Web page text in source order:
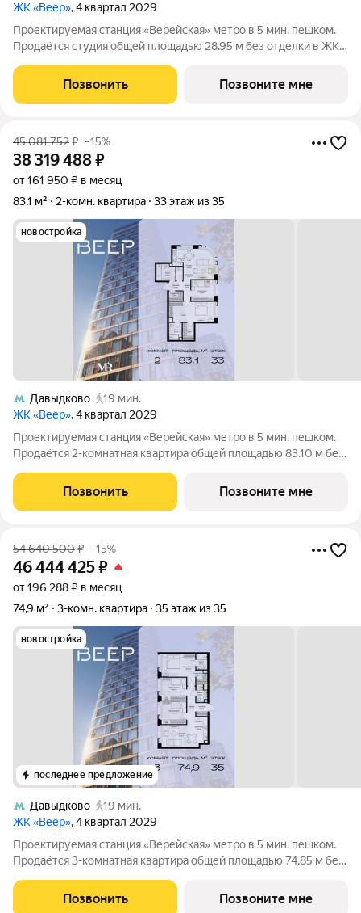
ЖК «Веер», 4 квартал 2029
Проектируемая станция «Верейская» метро в 5 мин. пешком.
Продаётся студия общей площадью 28.95 м без отделки в ЖК
очередь жилого комплекса бизнес-класса в престижном ЗАО,
где реализована
Позвонить Позвоните мне
45 081 752₽ –15%
38 319 488₽
от 161 950 ₽ в месяц
83,1 м²
2-комн. квартира 33 этаж из 35
новостройка
Давыдково
19 мин.
ЖК «Веер», 4 квартал 2029
Проектируемая станция «Верейская» метро в 5 мин. пешком.
Продаётся 2-комнатная квартира общей площадью 83.10 м без
вторая очередь жилого комплекса бизнес-класса в
престижном ЗАО, где
Позвонить Позвоните мне
54 640 500₽ –15%
46 444 425₽
от 196 288 ₽ в месяц
74,9 м²
3-комн. квартира 35 этаж из 35
новостройка
последнее предложение
Давыдково
19 мин.
ЖК «Веер», 4 квартал 2029
Проектируемая станция «Верейская» метро в 5 мин. пешком.
Продаётся 3-комнатная квартира общей площадью 74.85 м без
вторая очередь жилого комплекса бизнес-класса в
престижном ЗАО, где
Позвонить Позвоните мне